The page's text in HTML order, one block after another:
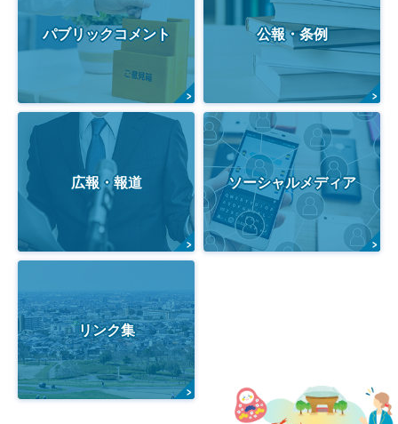
パブリックコメント 公報・条例
広報・報道 ソーシャルメディア
リンク集